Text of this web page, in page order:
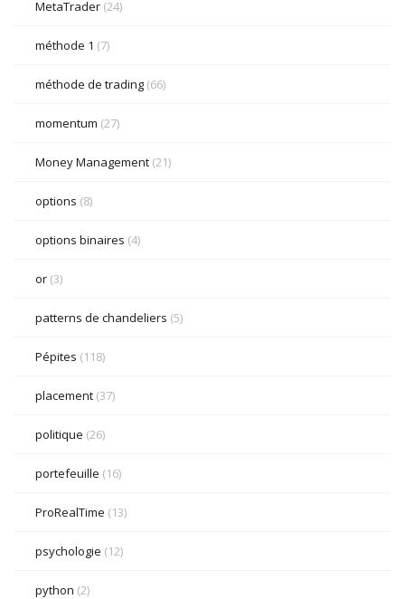
MetaTrader (24)
méthode 1 (7)
méthode de trading (66)
momentum (27)
Money Management (21)
options (8)
options binaires (4)
or (3)
patterns de chandeliers (5)
Pépites (118)
placement (37)
politique (26)
portefeuille (16)
ProRealTime (13)
psychologie (12)
python (2)